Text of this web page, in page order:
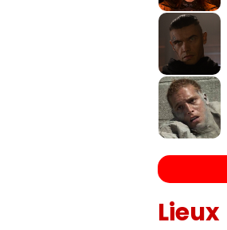
Lieux